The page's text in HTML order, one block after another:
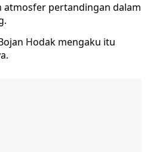
atmosfer pertandingan dalam
Hodak mengaku itu